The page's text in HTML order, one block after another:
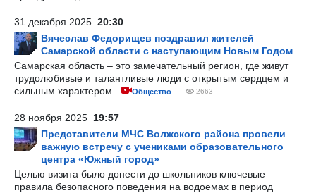
31 декабря 2025 20:30
Вячеслав Федорищев поздравил жителей
Самарской области с наступающим Новым Годом
Самарская область – это замечательный регион, где живут
трудолюбивые и талантливые люди с открытым сердцем и
сильным характером.
Общество 2663
28 ноября 2025 19:57
Представители МЧС Волжского района провели
важную встречу с учениками образовательного
центра «Южный город»
Целью визита было донести до школьников ключевые
правила безопасного поведения на водоемах в период